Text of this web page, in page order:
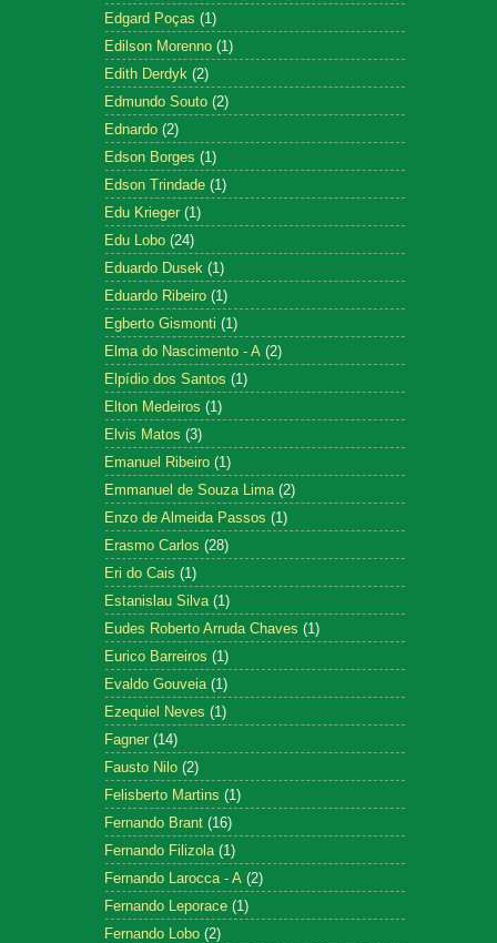
Edgard Poças (1)
Edilson Morenno (1)
Edith Derdyk (2)
Edmundo Souto (2)
Ednardo (2)
Edson Borges (1)
Edson Trindade (1)
Edu Krieger (1)
Edu Lobo (24)
Eduardo Dusek (1)
Eduardo Ribeiro (1)
Egberto Gismonti (1)
Elma do Nascimento - A (2)
Elpídio dos Santos (1)
Elton Medeiros (1)
Elvis Matos (3)
Emanuel Ribeiro (1)
Emmanuel de Souza Lima (2)
Enzo de Almeida Passos (1)
Erasmo Carlos (28)
Eri do Cais (1)
Estanislau Silva (1)
Eudes Roberto Arruda Chaves (1)
Eurico Barreiros (1)
Evaldo Gouveia (1)
Ezequiel Neves (1)
Fagner (14)
Fausto Nilo (2)
Felisberto Martins (1)
Fernando Brant (16)
Fernando Filizola (1)
Fernando Larocca - A (2)
Fernando Leporace (1)
Fernando Lobo (2)